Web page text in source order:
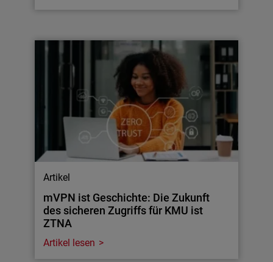
Artikel
mVPN ist Geschichte: Die Zukunft
des sicheren Zugriffs für KMU ist
ZTNA
Artikel lesen